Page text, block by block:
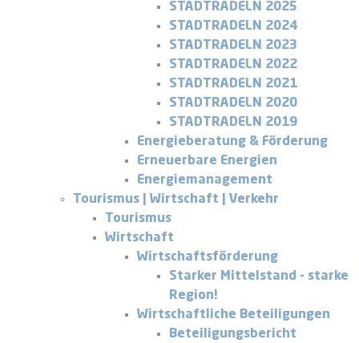
STADTRADELN 2025
STADTRADELN 2024
STADTRADELN 2023
STADTRADELN 2022
STADTRADELN 2021
STADTRADELN 2020
STADTRADELN 2019
Energieberatung & Förderung
Erneuerbare Energien
Energiemanagement
Tourismus | Wirtschaft | Verkehr
Tourismus
Wirtschaft
Wirtschaftsförderung
Starker Mittelstand - starke
Region!
Wirtschaftliche Beteiligungen
Beteiligungsbericht